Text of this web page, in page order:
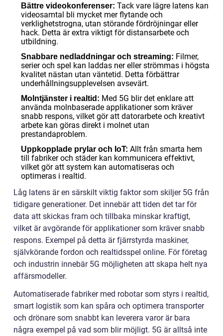
Bättre videokonferenser: Tack vare lägre latens kan
videosamtal bli mycket mer flytande och
verklighetstrogna, utan störande fördröjningar eller
hack. Detta är extra viktigt för distansarbete och
utbildning.
Snabbare nedladdningar och streaming: Filmer,
serier och spel kan laddas ner eller strömmas i högsta
kvalitet nästan utan väntetid. Detta förbättrar
underhållningsupplevelsen avsevärt.
Molntjänster i realtid: Med 5G blir det enklare att
använda molnbaserade applikationer som kräver
snabb respons, vilket gör att datorarbete och kreativt
arbete kan göras direkt i molnet utan
prestandaproblem.
Uppkopplade prylar och IoT: Allt från smarta hem
till fabriker och städer kan kommunicera effektivt,
vilket gör att system kan automatiseras och
optimeras i realtid.
Låg latens är en särskilt viktig faktor som skiljer 5G från
tidigare generationer. Det innebär att tiden det tar för
data att skickas fram och tillbaka minskar kraftigt,
vilket är avgörande för applikationer som kräver snabb
respons. Exempel på detta är fjärrstyrda maskiner,
självkörande fordon och realtidsspel online. För företag
och industrin innebär 5G möjligheten att skapa helt nya
affärsmodeller.
Automatiserade fabriker med robotar som styrs i realtid,
smart logistik som kan spåra och optimera transporter
och drönare som snabbt kan leverera varor är bara
några exempel på vad som blir möjligt. 5G är alltså inte